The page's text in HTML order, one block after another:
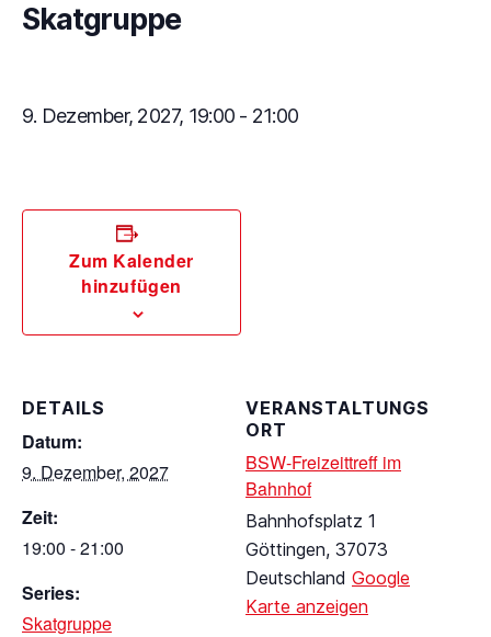
Skatgruppe
9. Dezember, 2027, 19:00 - 21:00
Zum Kalender
hinzufügen
DETAILS
Datum:
9. Dezember, 2027
Zeit:
19:00 - 21:00
Series:
Skatgruppe
VERANSTALTUNGS
ORT
BSW-Freizeittreff im
Bahnhof
Bahnhofsplatz 1
Göttingen, 37073
Deutschland Google
Karte anzeigen